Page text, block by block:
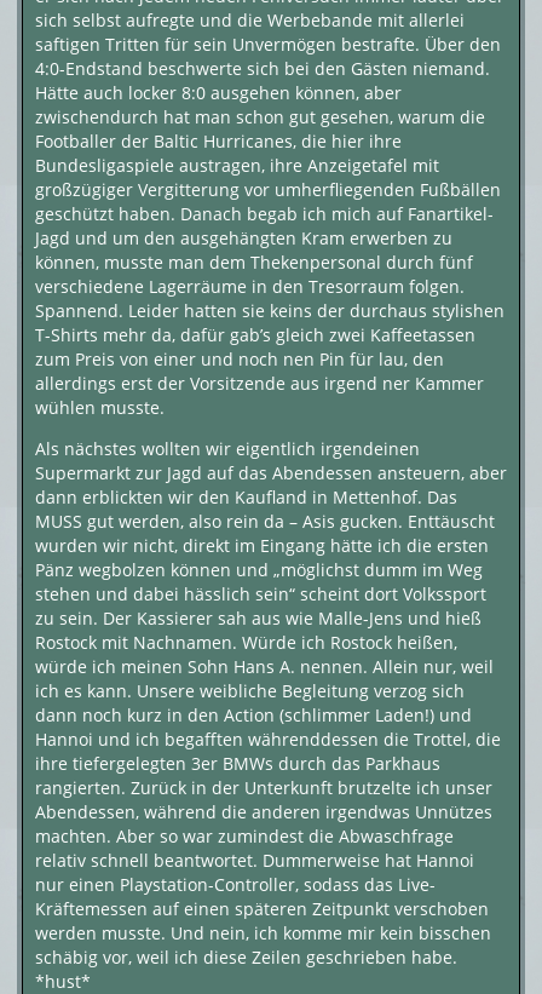
sich selbst aufregte und die Werbebande mit allerlei
saftigen Tritten für sein Unvermögen bestrafte. Über den
4:0-Endstand beschwerte sich bei den Gästen niemand.
Hätte auch locker 8:0 ausgehen können, aber
zwischendurch hat man schon gut gesehen, warum die
Footballer der Baltic Hurricanes, die hier ihre
Bundesligaspiele austragen, ihre Anzeigetafel mit
großzügiger Vergitterung vor umherfliegenden Fußbällen
geschützt haben. Danach begab ich mich auf Fanartikel-
Jagd und um den ausgehängten Kram erwerben zu
können, musste man dem Thekenpersonal durch fünf
verschiedene Lagerräume in den Tresorraum folgen.
Spannend. Leider hatten sie keins der durchaus stylishen
T-Shirts mehr da, dafür gab’s gleich zwei Kaffeetassen
zum Preis von einer und noch nen Pin für lau, den
allerdings erst der Vorsitzende aus irgend ner Kammer
wühlen musste.
Als nächstes wollten wir eigentlich irgendeinen
Supermarkt zur Jagd auf das Abendessen ansteuern, aber
dann erblickten wir den Kaufland in Mettenhof. Das
MUSS gut werden, also rein da – Asis gucken. Enttäuscht
wurden wir nicht, direkt im Eingang hätte ich die ersten
Pänz wegbolzen können und „möglichst dumm im Weg
stehen und dabei hässlich sein“ scheint dort Volkssport
zu sein. Der Kassierer sah aus wie Malle-Jens und hieß
Rostock mit Nachnamen. Würde ich Rostock heißen,
würde ich meinen Sohn Hans A. nennen. Allein nur, weil
ich es kann. Unsere weibliche Begleitung verzog sich
dann noch kurz in den Action (schlimmer Laden!) und
Hannoi und ich begafften währenddessen die Trottel, die
ihre tiefergelegten 3er BMWs durch das Parkhaus
rangierten. Zurück in der Unterkunft brutzelte ich unser
Abendessen, während die anderen irgendwas Unnützes
machten. Aber so war zumindest die Abwaschfrage
relativ schnell beantwortet. Dummerweise hat Hannoi
nur einen Playstation-Controller, sodass das Live-
Kräftemessen auf einen späteren Zeitpunkt verschoben
werden musste. Und nein, ich komme mir kein bisschen
schäbig vor, weil ich diese Zeilen geschrieben habe.
*hust*